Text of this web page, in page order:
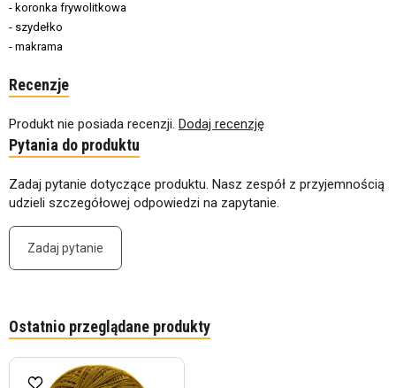
- koronka frywolitkowa
- szydełko
- makrama
Recenzje
Produkt nie posiada recenzji. Dodaj recenzję
Pytania do produktu
Zadaj pytanie dotyczące produktu. Nasz zespół z przyjemnością
udzieli szczegółowej odpowiedzi na zapytanie.
Zadaj pytanie
Ostatnio przeglądane produkty